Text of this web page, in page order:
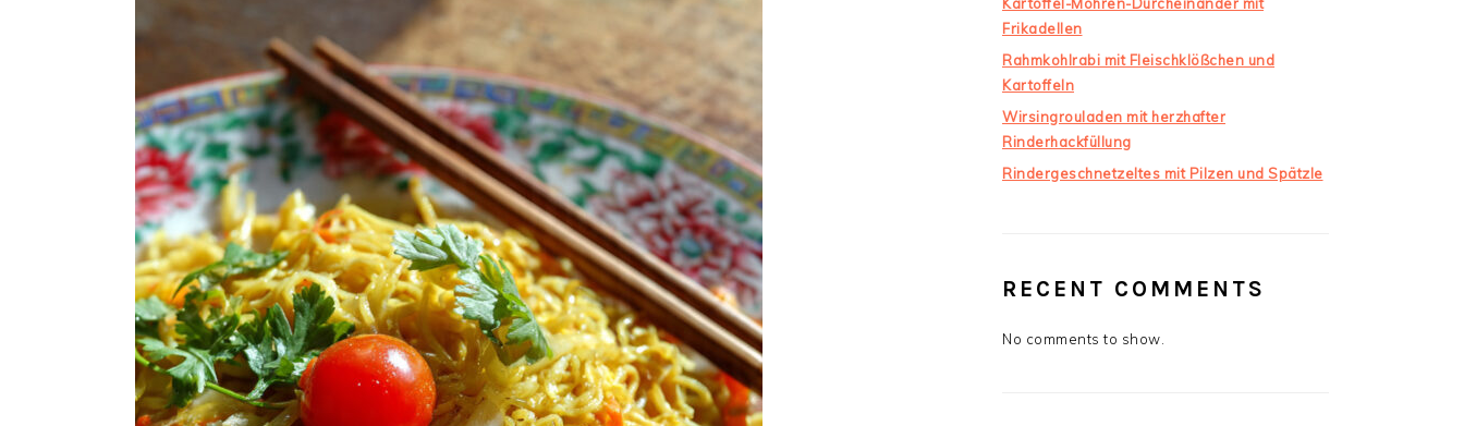
Frikadellen
Rahmkohlrabi mit Fleischklößchen und
Kartoffeln
Wirsingrouladen mit herzhafter
Rinderhackfüllung
Rindergeschnetzeltes mit Pilzen und Spätzle
RECENT COMMENTS
No comments to show.